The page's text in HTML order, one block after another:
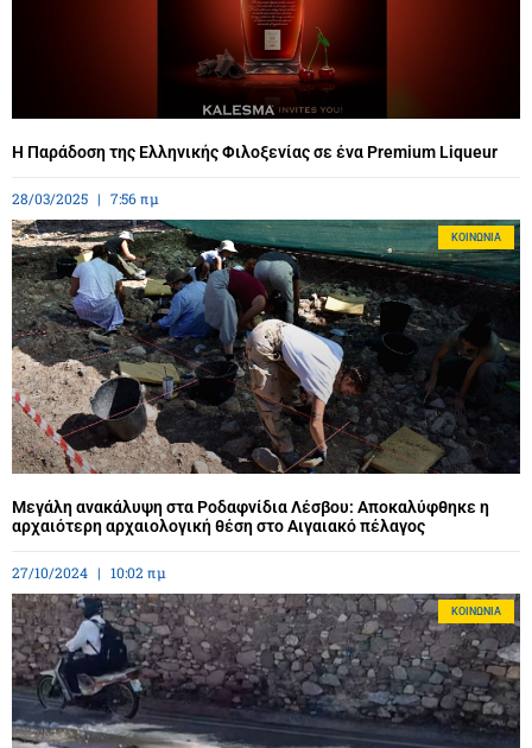
Η Παράδοση της Ελληνικής Φιλοξενίας σε ένα Premium Liqueur
28/03/2025 7:56 πμ
ΚΟΙΝΩΝΊΑ
Μεγάλη ανακάλυψη στα Ροδαφνίδια Λέσβου: Αποκαλύφθηκε η
αρχαιότερη αρχαιολογική θέση στο Αιγαιακό πέλαγος
27/10/2024 10:02 πμ
ΚΟΙΝΩΝΊΑ